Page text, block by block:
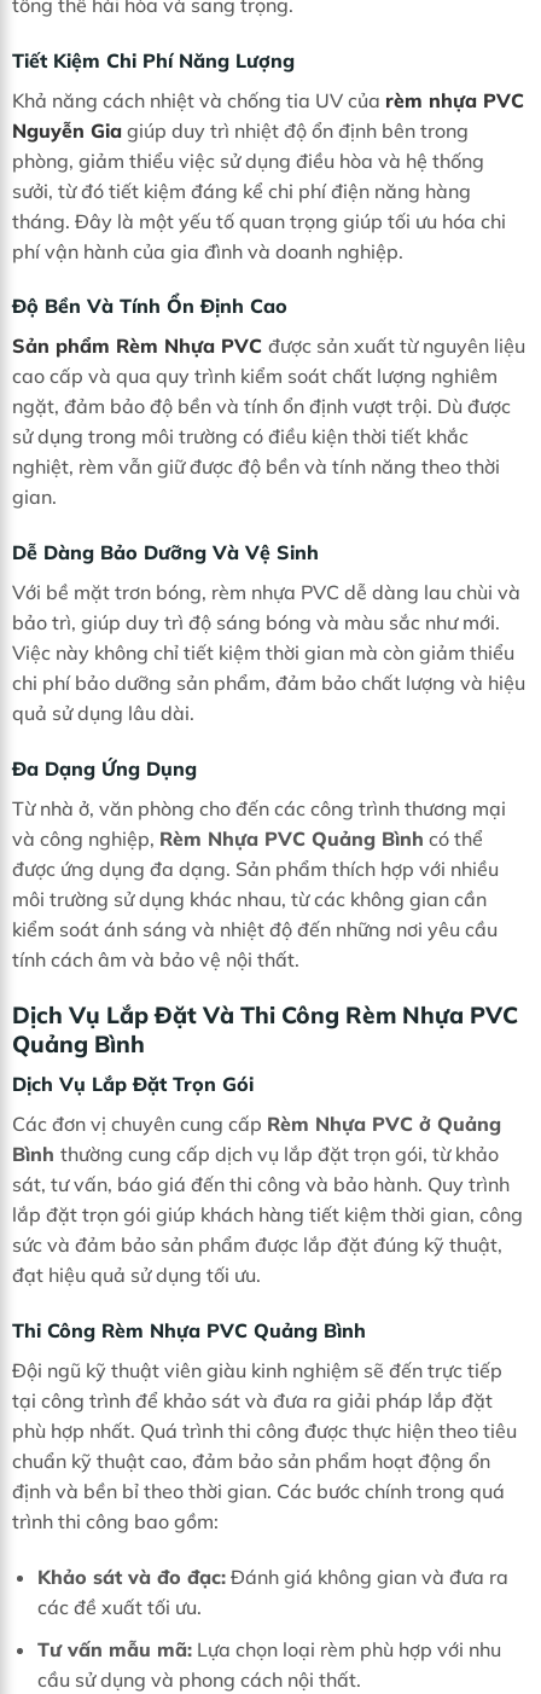
Tiết Kiệm Chi Phí Năng Lượng
Khả năng cách nhiệt và chống tia UV của rèm nhựa PVC
Nguyễn Giagiúp duy trì nhiệt độ ổn định bên trong
phòng, giảm thiểu việc sử dụng điều hòa và hệ thống
sưởi, từ đó tiết kiệm đáng kể chi phí điện năng hàng
tháng. Đây là một yếu tố quan trọng giúp tối ưu hóa chi
phí vận hành của gia đình và doanh nghiệp.
Độ Bền Và Tính Ổn Định Cao
Sản phẩm Rèm Nhựa PVC được sản xuất từ nguyên liệu
cao cấp và qua quy trình kiểm soát chất lượng nghiêm
ngặt, đảm bảo độ bền và tính ổn định vượt trội. Dù được
sử dụng trong môi trường có điều kiện thời tiết khắc
nghiệt, rèm vẫn giữ được độ bền và tính năng theo thời
gian.
Dễ Dàng Bảo Dưỡng Và Vệ Sinh
Với bề mặt trơn bóng, rèm nhựa PVC dễ dàng lau chùi và
bảo trì, giúp duy trì độ sáng bóng và màu sắc như mới.
Việc này không chỉ tiết kiệm thời gian mà còn giảm thiểu
chi phí bảo dưỡng sản phẩm, đảm bảo chất lượng và hiệu
quả sử dụng lâu dài.
Đa Dạng Ứng Dụng
Từ nhà ở, văn phòng cho đến các công trình thương mại
và công nghiệp, Rèm Nhựa PVC Quảng Bình có thể
được ứng dụng đa dạng. Sản phẩm thích hợp với nhiều
môi trường sử dụng khác nhau, từ các không gian cần
kiểm soát ánh sáng và nhiệt độ đến những nơi yêu cầu
tính cách âm và bảo vệ nội thất.
Dịch Vụ Lắp Đặt Và Thi Công Rèm Nhựa PVC
Quảng Bình
Dịch Vụ Lắp Đặt Trọn Gói
Các đơn vị chuyên cung cấp Rèm Nhựa PVC ở Quảng
Bình thường cung cấp dịch vụ lắp đặt trọn gói, từ khảo
sát, tư vấn, báo giá đến thi công và bảo hành. Quy trình
lắp đặt trọn gói giúp khách hàng tiết kiệm thời gian, công
sức và đảm bảo sản phẩm được lắp đặt đúng kỹ thuật,
đạt hiệu quả sử dụng tối ưu.
Thi Công Rèm Nhựa PVC Quảng Bình
Đội ngũ kỹ thuật viên giàu kinh nghiệm sẽ đến trực tiếp
tại công trình để khảo sát và đưa ra giải pháp lắp đặt
phù hợp nhất. Quá trình thi công được thực hiện theo tiêu
chuẩn kỹ thuật cao, đảm bảo sản phẩm hoạt động ổn
định và bền bỉ theo thời gian. Các bước chính trong quá
trình thi công bao gồm:
Khảo sát và đo đạc:Đánh giá không gian và đưa ra
các đề xuất tối ưu.
Tư vấn mẫu mã:Lựa chọn loại rèm phù hợp với nhu
cầu sử dụng và phong cách nội thất.